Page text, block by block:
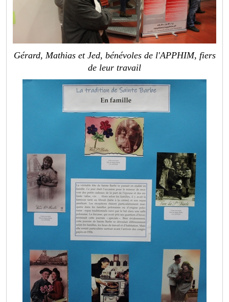
Gérard, Mathias et Jed, bénévoles de l'APPHIM, fiers
de leur travail